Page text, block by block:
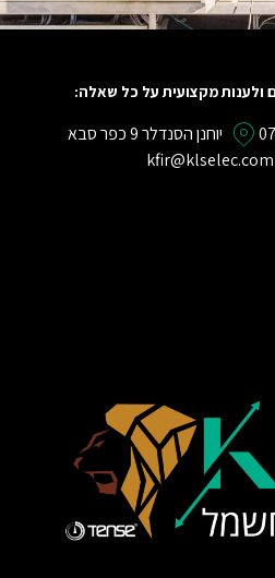
ולענות מקצועית על כל שאלה:
יוחנן הסנדלר 9 כפר סבא